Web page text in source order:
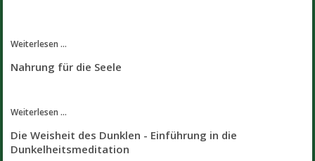
Weiterlesen ...
Nahrung für die Seele
Weiterlesen ...
Die Weisheit des Dunklen - Einführung in die
Dunkelheitsmeditation